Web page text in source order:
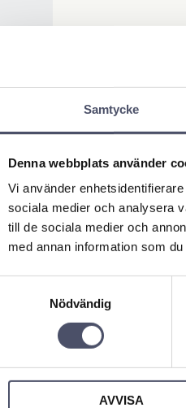
Samtycke
Denna webbplats använder
Vi använder
sociala medier och analysera
till de sociala medier och
med annan information som
Nödvändig
AVVISA